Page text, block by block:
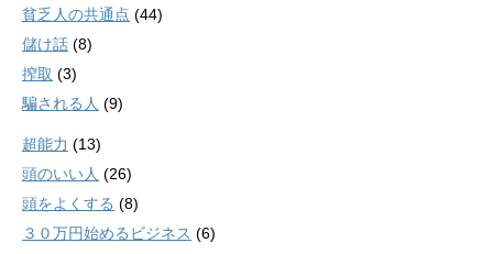
貧乏人の共通点 (44)
儲け話 (8)
搾取 (3)
騙される人 (9)
超能力 (13)
頭のいい人 (26)
頭をよくする (8)
３０万円始めるビジネス (6)